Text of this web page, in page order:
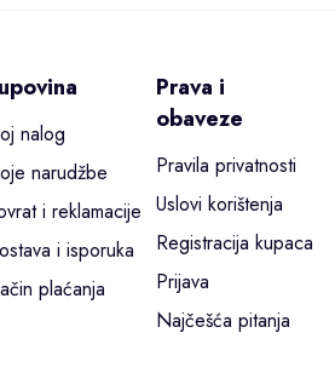
nalog
narudžbe
i reklamacije
i isporuka
plaćanja
Prava i
obaveze
Pravila privatnosti
Uslovi korištenja
Registracija kupaca
Prijava
Najčešća pitanja